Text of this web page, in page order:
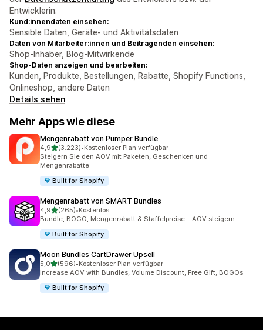
Entwicklerin.
Kund:innendaten einsehen:
Sensible Daten, Geräte- und Aktivitätsdaten
Daten von Mitarbeiter:innen und Beitragenden einsehen:
Shop-Inhaber, Blog-Mitwirkende
Shop-Daten anzeigen und bearbeiten:
Kunden, Produkte, Bestellungen, Rabatte, Shopify Functions,
Onlineshop, andere Daten
Details sehen
Mehr Apps wie diese
Mengenrabatt von Pumper Bundle
4,9von 5 Sternen
(3.223)
3223 Rezensionen insgesamt
•Kostenloser Plan verfügbar
Steigern Sie den AOV mit Paketen, Geschenken und
Mengenrabatte
Built for Shopify
Mengenrabatt von SMART Bundles
4,9von 5 Sternen
(265)
265 Rezensionen insgesamt
•Kostenlos
Bundle, BOGO, Mengenrabatt & Staffelpreise – AOV steigern
Built for Shopify
Moon Bundles CartDrawer Upsell
5,0von 5 Sternen
(596)
596 Rezensionen insgesamt
•Kostenloser Plan verfügbar
Increase AOV with Bundles, Volume Discount, Free Gift, BOGOs
Built for Shopify